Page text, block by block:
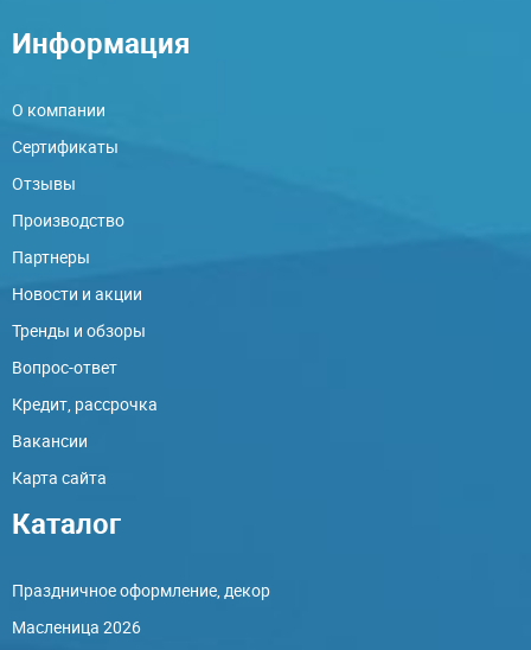
Информация
О компании
Сертификаты
Отзывы
Производство
Партнеры
Новости и акции
Тренды и обзоры
Вопрос-ответ
Кредит, рассрочка
Вакансии
Карта сайта
Каталог
Праздничное оформление, декор
Масленица 2026